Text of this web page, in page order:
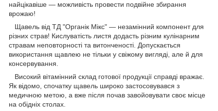
найцікавіше — можливість провести подвійне збирання
врожаю!
Щавель від ТД "Органік Мікс" — незамінний компонент для
різних страв! Кислуватість листя додасть різним кулінарним
стравам неповторності та витонченості. Допускається
використання щавлею не тільки у свіжому вигляді, але й для
консервування.
Високий вітамінний склад готової продукції справді вражає.
Як відомо, спочатку щавель широко застосовувався з
медичною метою, а вже після почав завойовувати своє місце
на обідніх столах.